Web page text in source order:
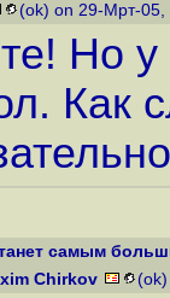
(ok) on 29-Мрт-05,
Но у
Как
самым
Chirkov